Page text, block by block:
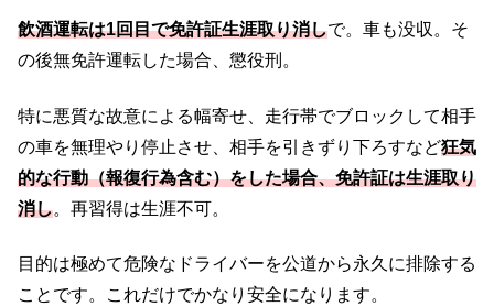
飲酒運転は1回目で免許証生涯取り消しで。車も没収。そ
の後無免許運転した場合、懲役刑。
特に悪質な故意による幅寄せ、走行帯でブロックして相手
の車を無理やり停止させ、相手を引きずり下ろすなど狂気
的な行動（報復行為含む）をした場合、免許証は生涯取り
消し。再習得は生涯不可。
目的は極めて危険なドライバーを公道から永久に排除する
ことです。これだけでかなり安全になります。